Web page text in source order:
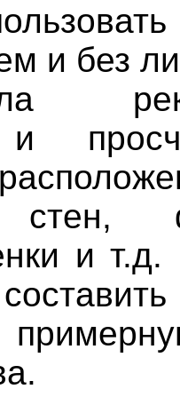
и без
и
стен,
и т.д.